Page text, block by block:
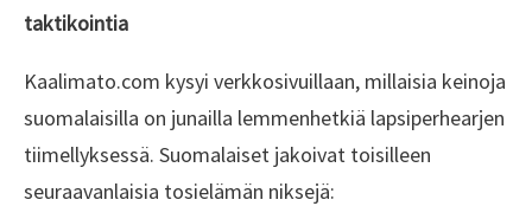
taktikointia
Kaalimato.com kysyi verkkosivuillaan, millaisia keinoja
suomalaisilla on junailla lemmenhetkiä lapsiperhearjen
tiimellyksessä. Suomalaiset jakoivat toisilleen
seuraavanlaisia tosielämän niksejä: